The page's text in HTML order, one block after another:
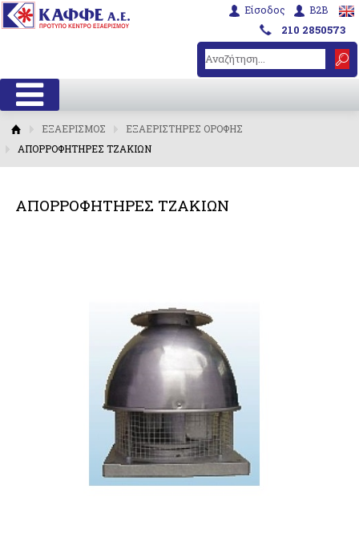
B2B
Είσοδος
210 2850573
ΕΞΑΕΡΙΣΜΟΣ
ΕΞΑΕΡΙΣΤΗΡΕΣ ΟΡΟΦΗΣ
ΑΠΟΡΡΟΦΗΤΗΡΕΣ ΤΖΑΚΙΩΝ
ΑΠΟΡΡΟΦΗΤΗΡΕΣ ΤΖΑΚΙΩΝ